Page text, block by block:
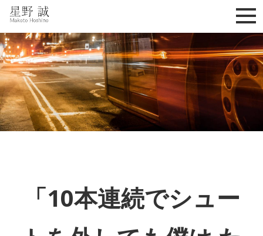
星野誠 makoto hoshino
「10本連続でシュー